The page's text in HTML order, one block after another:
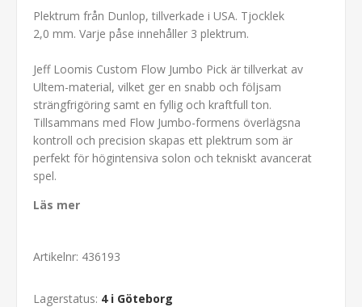
Plektrum från Dunlop, tillverkade i USA. Tjocklek
2,0 mm. Varje påse innehåller 3 plektrum.
Jeff Loomis Custom Flow Jumbo Pick är tillverkat av
Ultem-material, vilket ger en snabb och följsam
strängfrigöring samt en fyllig och kraftfull ton.
Tillsammans med Flow Jumbo-formens överlägsna
kontroll och precision skapas ett plektrum som är
perfekt för högintensiva solon och tekniskt avancerat
spel.
Läs mer
Artikelnr: 436193
Lagerstatus: 4 i Göteborg